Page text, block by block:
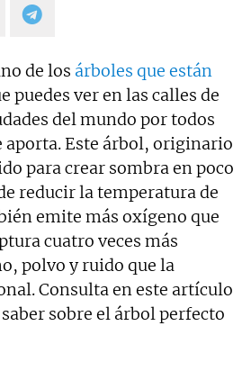
de los árboles que están
puedes ver en las calles de
del mundo por todos
aporta. Este árbol, originario
para crear sombra en poco
reducir la temperatura de
emite más oxígeno que
cuatro veces más
polvo y ruido que la
Consulta en este artículo
sobre el árbol perfecto